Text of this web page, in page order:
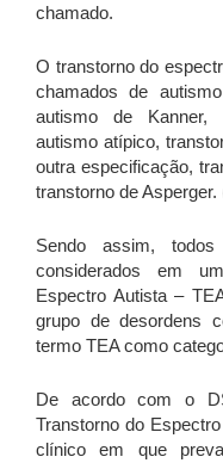
chamado.
O transtorno do
chamados de
autismo de Kanner,
autismo atípico,
outra especificação,
transtorno de
Sendo assim,
considerados em
Espectro Autista –
grupo de desordens
termo TEA como
De acordo com o
Transtorno do
clínico em que